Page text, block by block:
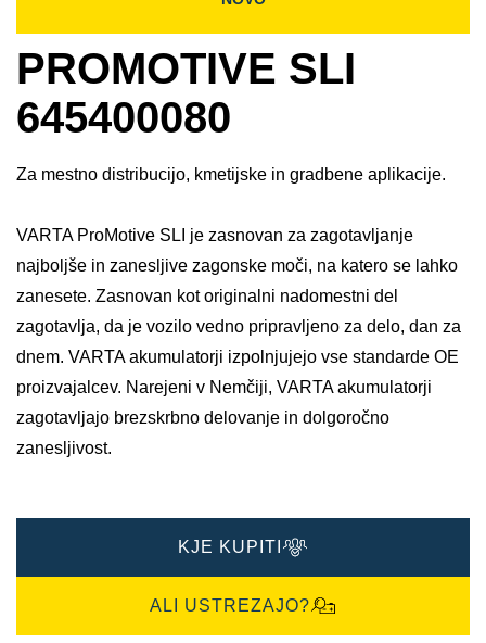
PROMOTIVE SLI
645400080
Za mestno distribucijo, kmetijske in gradbene aplikacije.
VARTA ProMotive SLI je zasnovan za zagotavljanje
najboljše in zanesljive zagonske moči, na katero se lahko
zanesete. Zasnovan kot originalni nadomestni del
zagotavlja, da je vozilo vedno pripravljeno za delo, dan za
dnem. VARTA akumulatorji izpolnjujejo vse standarde OE
proizvajalcev. Narejeni v Nemčiji, VARTA akumulatorji
zagotavljajo brezskrbno delovanje in dolgoročno
zanesljivost.
KJE KUPITI
ALI USTREZAJO?